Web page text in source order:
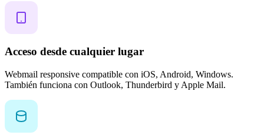
Acceso desde cualquier lugar
Webmail responsive compatible con iOS, Android, Windows.
También funciona con Outlook, Thunderbird y Apple Mail.